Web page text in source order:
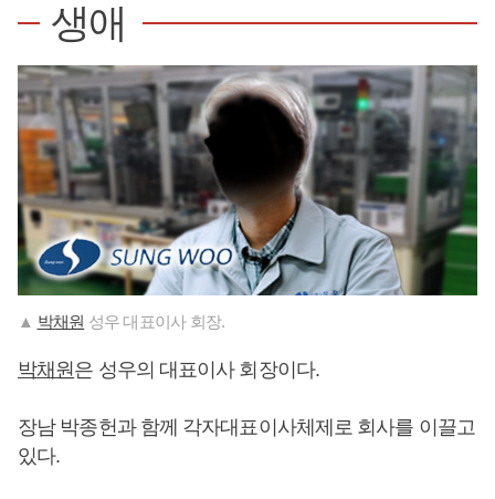
생애
▲ 박채원 성우 대표이사 회장.
박채원은 성우의 대표이사 회장이다.
장남 박종헌과 함께 각자대표이사체제로 회사를 이끌고
있다.